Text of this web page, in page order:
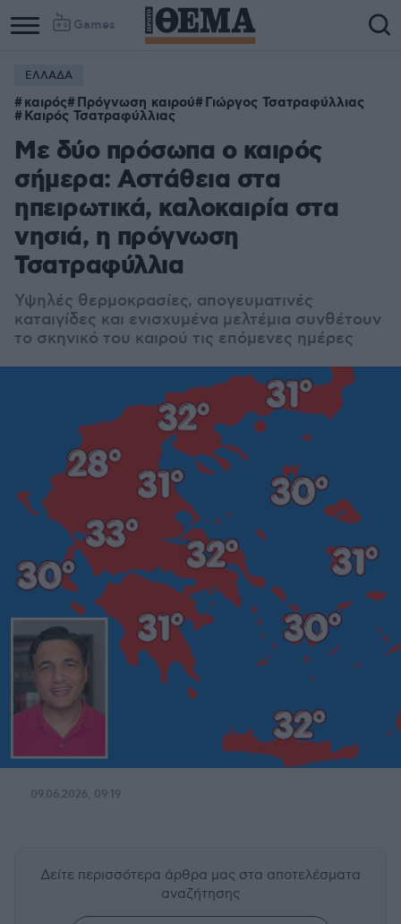
Games
ΕΛΛΑΔΑ
καιρός Πρόγνωση καιρού Γιώργος Τσατραφύλλιας
Καιρός Τσατραφύλλιας
Με δύο πρόσωπα ο καιρός
σήμερα: Αστάθεια στα
ηπειρωτικά, καλοκαιρία στα
νησιά, η πρόγνωση
Τσατραφύλλια
Υψηλές θερμοκρασίες, απογευματινές
καταιγίδες και ενισχυμένα μελτέμια συνθέτουν
το σκηνικό του καιρού τις επόμενες ημέρες
09.06.2026, 09:19
Δείτε περισσότερα άρθρα μας στα αποτελέσματα
αναζήτησης